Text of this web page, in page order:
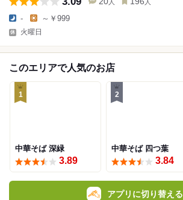
人 人
- ～￥999
火曜日
このエリアで人気のお店
1
中華そば 深緑
3.89
2
中華そば 四つ葉
3.84
アプリに切り替える